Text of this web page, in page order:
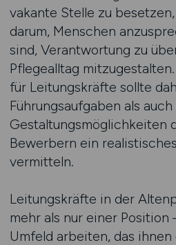
vakante Stelle zu
darum, Menschen
sind, Verantwortung zu
Pflegealltag
für Leitungskräfte sollte
Führungsaufgaben als auch
Gestaltungsmöglichkeiten
Bewerbern ein
vermitteln.
Leitungskräfte in der
mehr als nur einer Position
Umfeld arbeiten, das